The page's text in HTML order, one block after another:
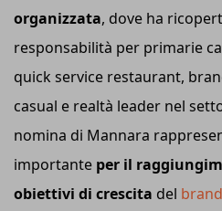
organizzata, dove ha
responsabilità per primarie
quick service restaurant,
casual e realtà leader nel
nomina di Mannara
importante per il
obiettivi di crescita del brand